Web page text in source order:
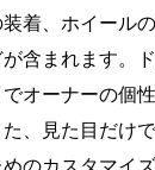
着、ホイール
含まれます。
オーナーの個
、見た目だけ